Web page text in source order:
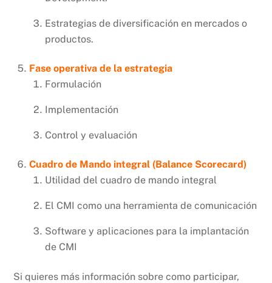
Estrategias de diversificación en mercados o
productos.
Fase operativa de la estrategia
Formulación
Implementación
Control y evaluación
Cuadro de Mando integral (Balance Scorecard)
Utilidad del cuadro de mando integral
El CMI como una herramienta de comunicación
Software y aplicaciones para la implantación
de CMI
Si quieres más información sobre como participar,